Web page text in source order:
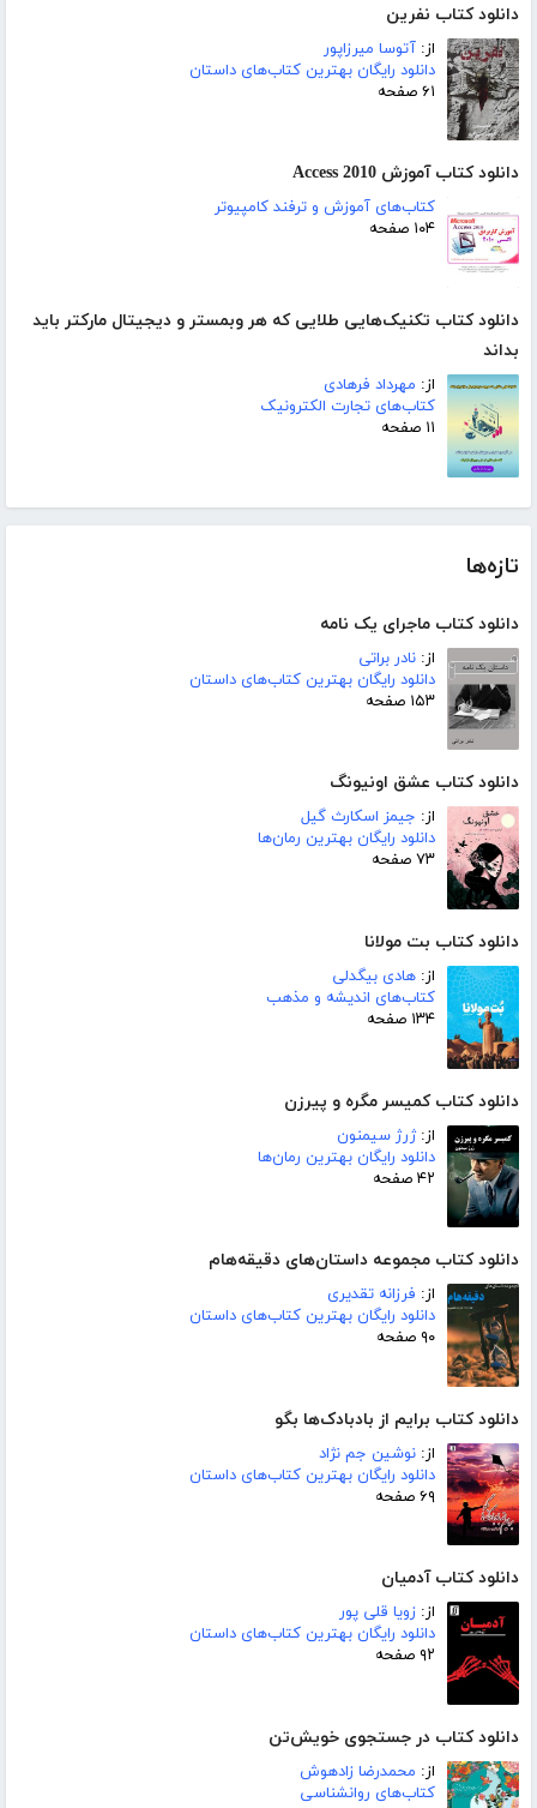
دانلود کتاب نفرین
از: آتوسا میرزاپور
دانلود رایگان بهترین کتاب‌های داستان
۶۱ صفحه
دانلود کتاب آموزش Access 2010
کتاب‌های آموزش و ترفند کامپیوتر
۱۰۴ صفحه
دانلود کتاب تکنیک‌هایی طلایی که هر وبمستر و دیجیتال مارکتر باید
بداند
از: مهرداد فرهادی
کتاب‌های تجارت الکترونیک
۱۱ صفحه
تازه‌ها
دانلود کتاب ماجرای یک نامه
از: نادر براتی
دانلود رایگان بهترین کتاب‌های داستان
۱۵۳ صفحه
دانلود کتاب عشق اونیونگ
از: جیمز اسکارث گیل
دانلود رایگان بهترین رمان‌ها
۷۳ صفحه
دانلود کتاب بت مولانا
از: هادی بیگدلی
کتاب‌های اندیشه و مذهب
۱۳۴ صفحه
دانلود کتاب کمیسر مگره و پیرزن
از:ژرژ سیمنون
دانلود رایگان بهترین رمان‌ها
۴۲ صفحه
دانلود کتاب مجموعه داستان‌های دقیقه‌هام
از: فرزانه تقدیری
دانلود رایگان بهترین کتاب‌های داستان
۹۰ صفحه
دانلود کتاب برایم از بادبادک‌ها بگو
از: نوشین جم نژاد
دانلود رایگان بهترین کتاب‌های داستان
۶۹ صفحه
دانلود کتاب آدمیان
از: زویا قلی پور
دانلود رایگان بهترین کتاب‌های داستان
۹۲ صفحه
دانلود کتاب در جستجوی خویش‌تن
از: محمدرضا زادهوش
کتاب‌های روانشناسی